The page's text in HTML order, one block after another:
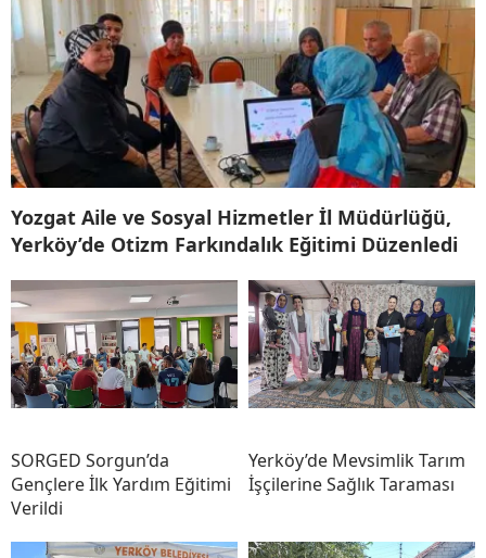
Yozgat Aile ve Sosyal Hizmetler İl Müdürlüğü,
Yerköy’de Otizm Farkındalık Eğitimi Düzenledi
SORGED Sorgun’da
Gençlere İlk Yardım Eğitimi
Verildi
Yerköy’de Mevsimlik Tarım
İşçilerine Sağlık Taraması